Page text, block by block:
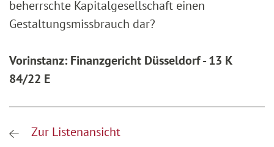
beherrschte Kapitalgesellschaft einen
Gestaltungsmissbrauch dar?
Vorinstanz: Finanzgericht Düsseldorf - 13 K
84/22 E
Zur Listenansicht